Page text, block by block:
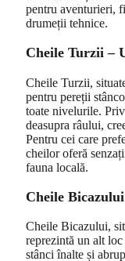
pentru aventurieri,
drumeții tehnice.
Cheile Turzii –
Cheile Turzii,
pentru pereții
toate nivelurile.
deasupra râului,
Pentru cei care
cheilor oferă
fauna locală.
Cheile
Cheile Bicazului,
reprezintă un alt
stânci înalte și